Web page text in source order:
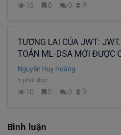
15 0 0 0
TƯƠNG LAI CỦA JWT:
TOÁN ML-DSA MỚI ĐƯỢC
Nguyễn Huy Hoàng
5 phút đọc
10 0 0 0
Bình luận